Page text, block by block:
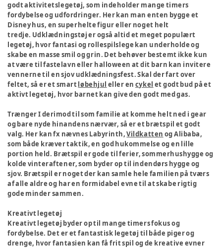
godt aktivitetslegetøj, som indeholder mange timers
fordybelse og udfordringer. Her kan man enten bygge et
Disney hus, en superhelte figur eller noget helt
tredje. Udklædningstøj er også altid et meget populært
legetøj, hvor fantasi og rollespilslege kan underholde og
skabe en masse smil og grin. Det behøver bestemt ikke kun
at være til fastelavn eller halloween at dit barn kan invitere
vennerne til en sjov udklædningsfest. Skal der fart over
feltet, så er et smartløbehjul eller en cykel et godt bud på et
aktivt legetøj, hvor barnet kan give den godt med gas.
Trænger I derimod til som familie at komme helt ned i gear
og bare nyde hinandens nærvær, så er et brætspil et godt
valg. Her kan fx nævnes Labyrinth,Vildkatten og Alibaba,
som både kræver taktik, en god hukommelse og en lille
portion held. Brætspil er gode til ferier, sommerhushygge og
kolde vinteraftener, som byder op til indendørs hygge og
sjov. Brætspil er noget der kan samle hele familien på tværs
af alle aldre og har en formidabel evne til at skabe rigtig
gode minder sammen.
Kreativt legetøj
Kreativt legetøj byder op til mange timers fokus og
fordybelse. Det er et fantastisk legetøj til både piger og
drenge, hvor fantasien kan få frit spil og de kreative evner